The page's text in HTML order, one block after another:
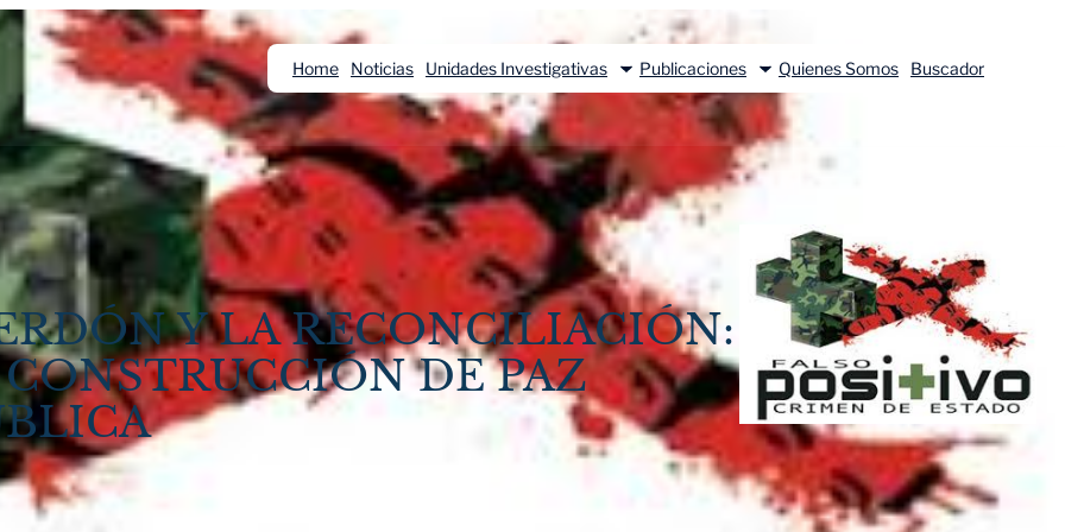
Home Noticias Unidades Investigativas Publicaciones Quienes Somos Buscador
Y LA RECONCILIACIÓN:
DE PAZ